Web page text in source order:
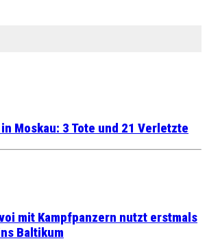
Moskau: 3 Tote und 21 Verletzte
mit Kampfpanzern nutzt erstmals
Baltikum